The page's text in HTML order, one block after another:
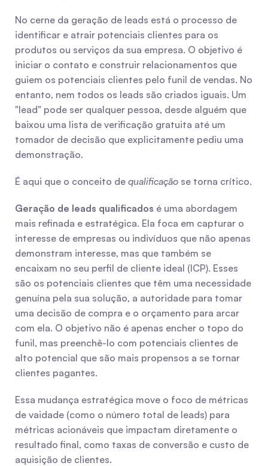
No cerne da geração de leads está o processo de
identificar e atrair potenciais clientes para os
produtos ou serviços da sua empresa. O objetivo é
iniciar o contato e construir relacionamentos que
guiem os potenciais clientes pelo funil de vendas. No
entanto, nem todos os leads são criados iguais. Um
"lead" pode ser qualquer pessoa, desde alguém que
baixou uma lista de verificação gratuita até um
tomador de decisão que explicitamente pediu uma
demonstração.
É aqui que o conceito de qualificação se torna crítico.
Geração de leads qualificados é uma abordagem
mais refinada e estratégica. Ela foca em capturar o
interesse de empresas ou indivíduos que não apenas
demonstram interesse, mas que também se
encaixam no seu perfil de cliente ideal (ICP). Esses
são os potenciais clientes que têm uma necessidade
genuína pela sua solução, a autoridade para tomar
uma decisão de compra e o orçamento para arcar
com ela. O objetivo não é apenas encher o topo do
funil, mas preenchê-lo com potenciais clientes de
alto potencial que são mais propensos a se tornar
clientes pagantes.
Essa mudança estratégica move o foco de métricas
de vaidade (como o número total de leads) para
métricas acionáveis que impactam diretamente o
resultado final, como taxas de conversão e custo de
aquisição de clientes.